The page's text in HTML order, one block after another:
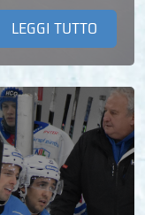
LEGGI TUTTO